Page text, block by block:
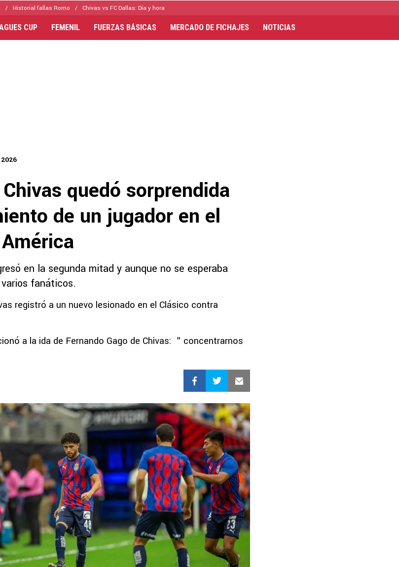
Historial fallas Romo Chivas vs FC Dallas: Día y hora
CUP FEMENIL FUERZAS BÁSICAS MERCADO DE FICHAJES NOTICIAS
quedó sorprendida
de un jugador en el
en la segunda mitad y aunque no se esperaba
fanáticos.
registró a un nuevo lesionado en el Clásico contra
a la ida de Fernando Gago de Chivas: ＂concentrarnos